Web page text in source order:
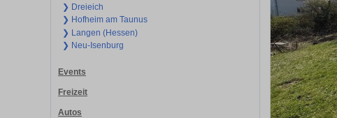
❯ Dreieich
❯ Hofheim am Taunus
❯ Langen (Hessen)
❯ Neu-Isenburg
Events
Freizeit
Autos